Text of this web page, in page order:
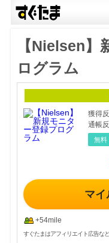
【Nielsen】
ログラム
獲得
通帳
無料
マイ
+54mile
すぐたまはアフィリエイト広告な